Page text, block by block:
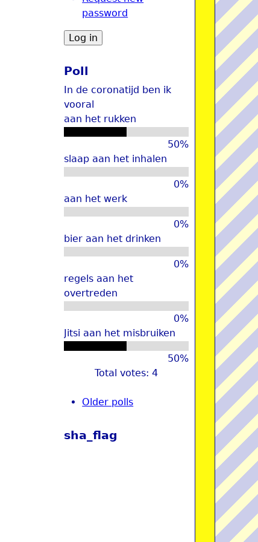
password
Poll
In de coronatijd ben ik
vooral
aan het rukken
50%
slaap aan het inhalen
0%
aan het werk
0%
bier aan het drinken
0%
regels aan het
overtreden
0%
Jitsi aan het misbruiken
50%
Total votes: 4
Older polls
sha_flag